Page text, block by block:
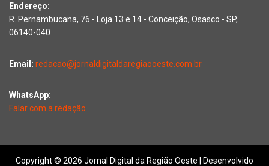
Endereço:
R. Pernambucana, 76 - Loja 13 e 14 - Conceição, Osasco - SP,
06140-040
Email: redacao@jornaldigitaldaregiaooeste.com.br
WhatsApp:
Falar com a redação
Copyright © 2026 Jornal Digital da Região Oeste | Desenvolvido